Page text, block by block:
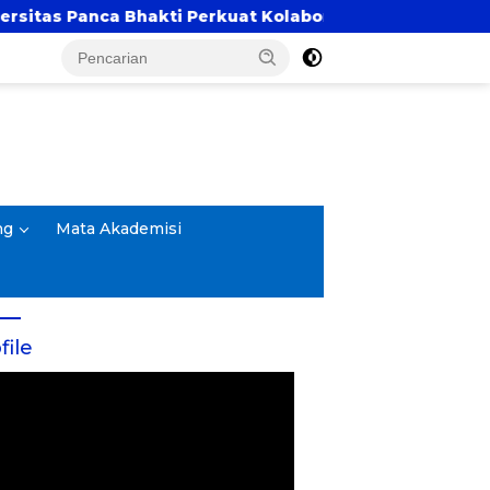
Bhakti Perkuat Kolaborasi Akademik Lewat
Mata Akademisi